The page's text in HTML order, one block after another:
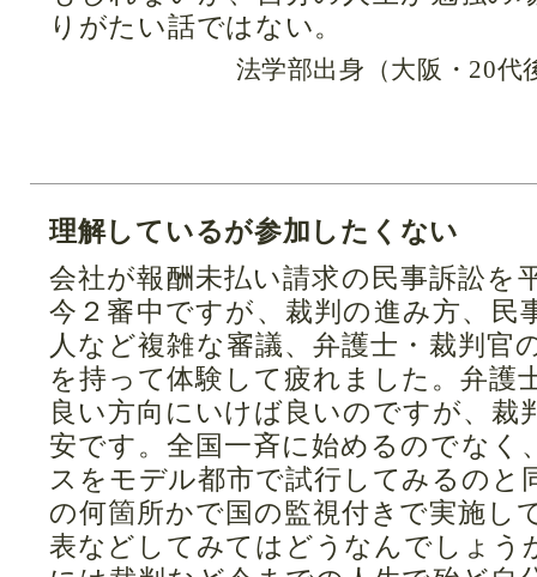
りがたい話ではない。
法学部出身（大阪・20代
理解しているが参加したくない
会社が報酬未払い請求の民事訴訟を
今２審中ですが、裁判の進み方、民
人など複雑な審議、弁護士・裁判官
を持って体験して疲れました。弁護
良い方向にいけば良いのですが、裁
安です。全国一斉に始めるのでなく
スをモデル都市で試行してみるのと
の何箇所かで国の監視付きで実施し
表などしてみてはどうなんでしょう